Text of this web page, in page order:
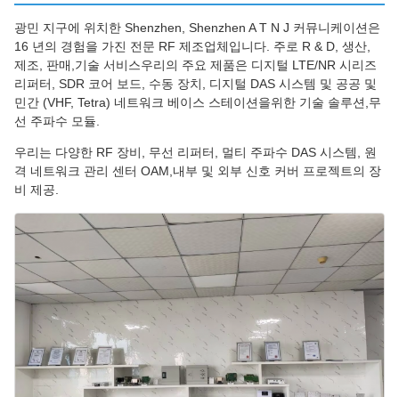
광민 지구에 위치한 Shenzhen, Shenzhen A T N J 커뮤니케이션은
16 년의 경험을 가진 전문 RF 제조업체입니다. 주로 R & D, 생산,
제조, 판매,기술 서비스우리의 주요 제품은 디지털 LTE/NR 시리즈
리퍼터, SDR 코어 보드, 수동 장치, 디지털 DAS 시스템 및 공공 및
민간 (VHF, Tetra) 네트워크 베이스 스테이션을위한 기술 솔루션,무
선 주파수 모듈.
우리는 다양한 RF 장비, 무선 리퍼터, 멀티 주파수 DAS 시스템, 원
격 네트워크 관리 센터 OAM,내부 및 외부 신호 커버 프로젝트의 장
비 제공.